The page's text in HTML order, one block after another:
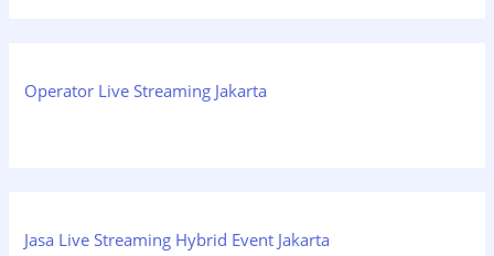
Operator Live Streaming Jakarta
Jasa Live Streaming Hybrid Event Jakarta